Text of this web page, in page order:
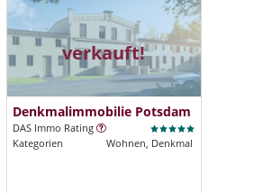
verkauft!
Denkmalimmobilie Potsdam
DAS Immo Rating
Kategorien
Wohnen, Denkmal